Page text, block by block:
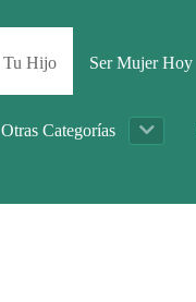
Tu Hijo Ser Mujer Hoy
Otras Categorías